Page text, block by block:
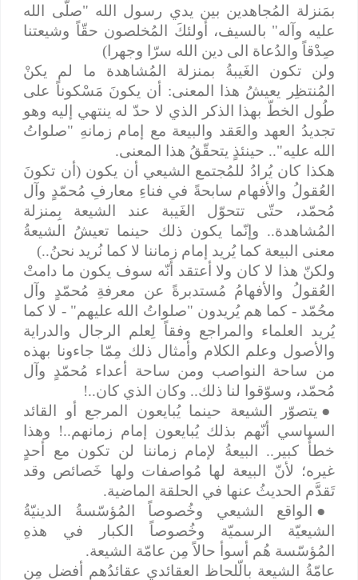
بمَنزلة المُجاهدين بين يدي رسول الله "صلّى الله
عليه وآله" بالسيف، أولئكَ المُخلصون حقّاً وشيعتنا
صِدْقاً والدُعاة الى دين الله سرّا وجهرا)
ولن تكون الغَيبةُ بمنزلة المُشاهدة ما لم يكنْ
المُنتظِر يعيشُ هذا المعنى: أن يكونَ مَسْكوناً على
طُول الخطّ بهذا الذكر الذي لا حدّ له ينتهي إليه وهو
تجديدُ العهد والعَقد والبيعة مع إمام زمانهِ "صلواتُ
الله عليه".. حينئذٍ يتحقّقُ هذا المعنى.
هكذا كان يُرادُ للمُجتمع الشيعي أن يكون (أن تكونَ
العُقولُ والأفهام سابحةً في فناءِ معارفِ مُحمّدٍ وآل
مُحمّد، حتّى تتحوّل الغَيبة عند الشيعة بِمنزلة
المُشاهدة.. وإنّما يكون ذلك حينما تعيشُ الشيعةُ
معنى البيعة كما يُريد إمام زماننا لا كما نُريد نحنُ..)
ولكنّ هذا لا كان ولا أعتقد أنّه سوف يكون ما دامتْ
العُقولُ والأفهامُ مُستدبرةً عن معرفةِ مُحمّدٍ وآل
محُمّد - كما هم يُريدون "صلواتُ الله عليهم" - لا كما
يُريد العلماء والمراجع وفقاً لِعلم الرجال والدراية
والأصول وعلم الكلام وأمثال ذلك مِمّا جاءونا بهذه
من ساحة النواصب ومن ساحة أعداء مُحمّدٍ وآل
مُحمّد، وسوّقوا لنا ذلك.. وكان الذي كان..!
●يتصوّر الشيعة حينما يُبايعون المرجع أو القائد
السياسي أنّهم بذلك يُبايعون إمام زمانهم..! وهذا
خطأٌ كبير.. البيعةُ لإمام زماننا لن تكون مع أحدٍ
غيره؛ لأنّ البيعة لها مُواصفات ولها خَصائص وقد
تَقدَّم الحديثُ عنها في الحلقة الماضية.
●الواقع الشيعي وخُصوصاً المُؤسّسةُ الدينيّةُ
الشيعيّة الرسميّة وخُصوصاً الكبار في هذهِ
المُؤسّسة هُم أسوأ حالاً مِن عامّة الشيعة.
عامّةُ الشيعة بالّلحاظ العقائدي عقائدُهم أفضل مِن